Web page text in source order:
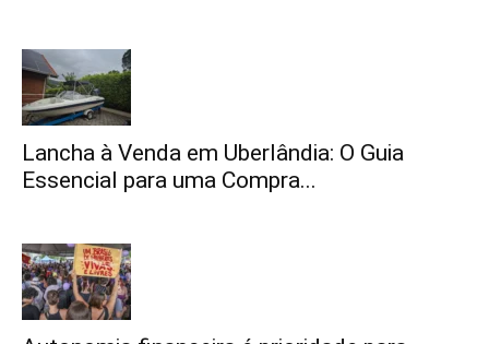
Lancha à Venda em Uberlândia: O Guia
Essencial para uma Compra...